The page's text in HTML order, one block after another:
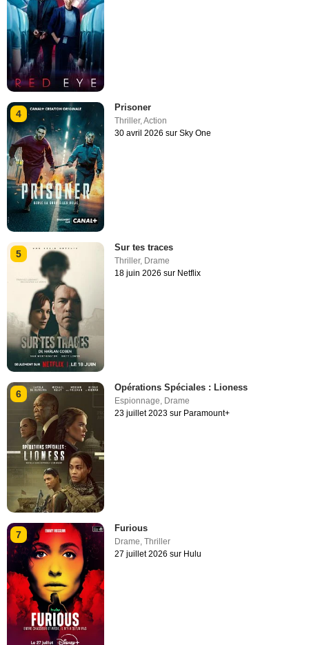
4
Prisoner
Thriller,Action
30 avril 2026 sur Sky One
5
Sur tes traces
Thriller, Drame
18 juin 2026 sur Netflix
6
Opérations Spéciales : Lioness
Espionnage, Drame
23 juillet 2023 sur Paramount+
7
Furious
Drame ,Thriller
27 juillet 2026 sur Hulu